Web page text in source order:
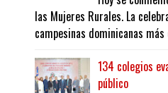
las Mujeres Rurales. La
campesinas dominicanas
134 colegios
público